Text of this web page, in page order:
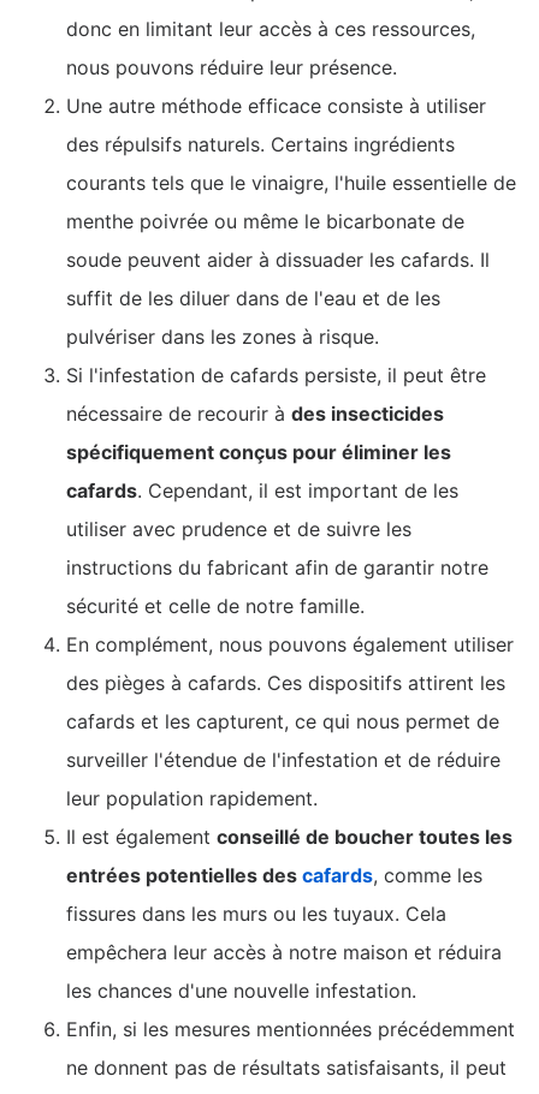
donc en limitant leur accès à ces ressources,
nous pouvons réduire leur présence.
Une autre méthode efficace consiste à utiliser
des répulsifs naturels. Certains ingrédients
courants tels que le vinaigre, l'huile essentielle de
menthe poivrée ou même le bicarbonate de
soude peuvent aider à dissuader les cafards. Il
suffit de les diluer dans de l'eau et de les
pulvériser dans les zones à risque.
Si l'infestation de cafards persiste, il peut être
nécessaire de recourir à des insecticides
spécifiquement conçus pour éliminer les
cafards. Cependant, il est important de les
utiliser avec prudence et de suivre les
instructions du fabricant afin de garantir notre
sécurité et celle de notre famille.
En complément, nous pouvons également utiliser
des pièges à cafards. Ces dispositifs attirent les
cafards et les capturent, ce qui nous permet de
surveiller l'étendue de l'infestation et de réduire
leur population rapidement.
Il est également conseillé de boucher toutes les
entrées potentielles des cafards, comme les
fissures dans les murs ou les tuyaux. Cela
empêchera leur accès à notre maison et réduira
les chances d'une nouvelle infestation.
Enfin, si les mesures mentionnées précédemment
ne donnent pas de résultats satisfaisants, il peut